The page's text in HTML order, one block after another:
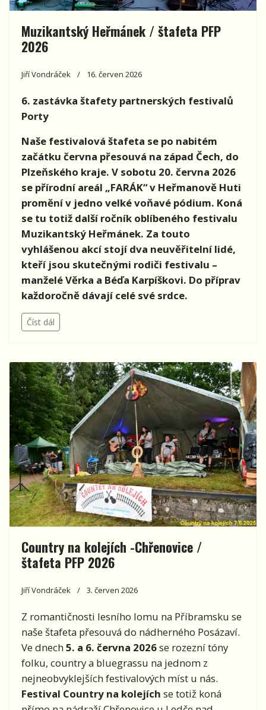
Muzikantský Heřmánek / štafeta PFP
2026
Jiří Vondráček 16. červen 2026
6. zastávka štafety partnerských festivalů
Porty
Naše festivalová štafeta se po nabitém
začátku června přesouvá na západ Čech, do
Plzeňského kraje. V sobotu 20. června 2026
se přírodní areál „FARÁK“ v Heřmanově Huti
promění v jedno velké voňavé pódium. Koná
se tu totiž další ročník oblíbeného festivalu
Muzikantský Heřmánek. Za touto
vyhlášenou akcí stojí dva neuvěřitelní lidé,
kteří jsou skutečnými rodiči festivalu –
manželé Věrka a Béďa Karpíškovi. Do příprav
každoročně dávají celé své srdce.
Číst dál
Country na kolejích -Chřenovice /
štafeta PFP 2026
Jiří Vondráček 3. červen 2026
Z romantičnosti lesního lomu na Příbramsku se
naše štafeta přesouvá do nádherného Posázaví.
Ve dnech5. a 6. června 2026se rozezní tóny
folku, country a bluegrassu na jednom z
nejneobvyklejších festivalových míst u nás.
Festival Country na kolejích se totiž koná